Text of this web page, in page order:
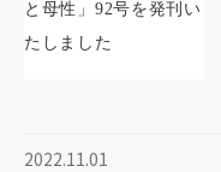
2022.11.01